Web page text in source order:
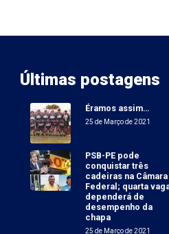
Últimas postagens
Éramos assim…
25 de Março de 2021
PSB-PE pode
conquistar três
cadeiras na Câmara
Federal; quarta
dependerá de
desempenho da
chapa
25 de Março de 2021